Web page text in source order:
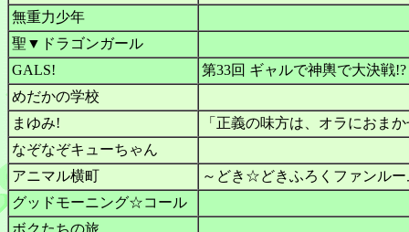
無重力少年
聖▼ドラゴンガール
GALS!
第33回 ギャルで神輿で大決戦
めだかの学校
まゆみ!
「正義の味方は、オラにおま
なぞなぞキューちゃん
アニマル横町
～どき☆どきふろくファンル
グッドモーニング☆コール